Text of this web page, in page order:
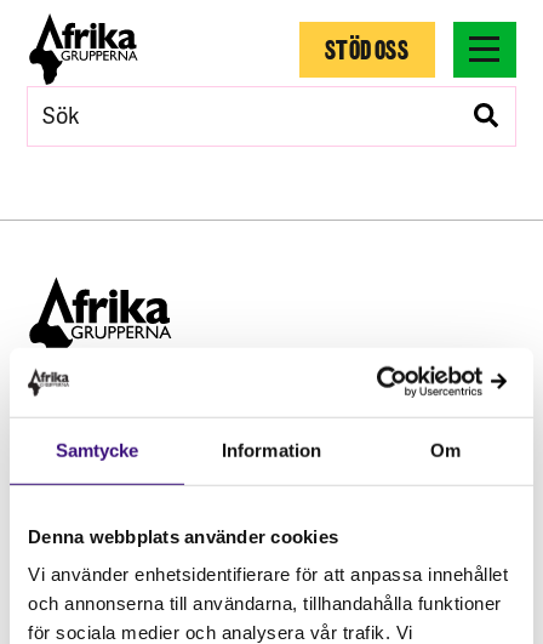
Samtycke Information Om
Denna webbplats använder cookies
Vi använder enhetsidentifierare för att anpassa innehållet
och annonserna till användarna, tillhandahålla funktioner
för sociala medier och analysera vår trafik. Vi
STÖD OSS
Hitta snabbt
STÖD OSS
Vårt arbete
Gåvoshop
Kontakta oss